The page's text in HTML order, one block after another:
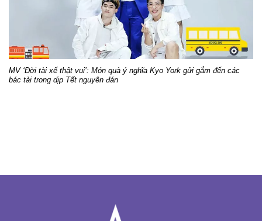
MV ‘Đời tài xế thật vui’: Món quà ý nghĩa Kyo York gửi gắm đến các
bác tài trong dịp Tết nguyên đán